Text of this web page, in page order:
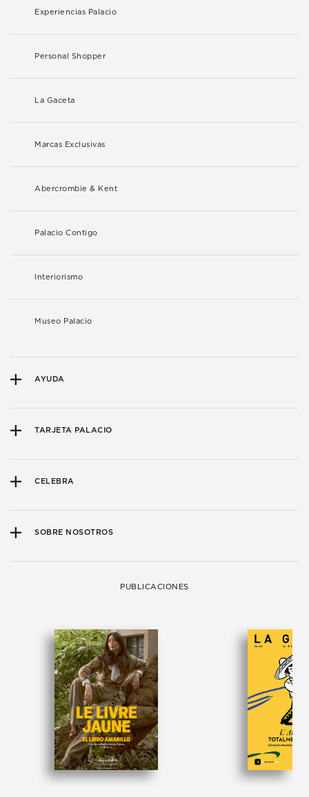
Experiencias Palacio
Personal Shopper
La Gaceta
Marcas Exclusivas
Abercrombie & Kent
Palacio Contigo
Interiorismo
Museo Palacio
AYUDA
TARJETA PALACIO
CELEBRA
SOBRE NOSOTROS
PUBLICACIONES